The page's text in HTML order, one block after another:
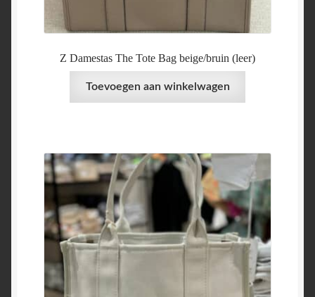
Z Damestas The Tote Bag beige/bruin (leer)
Toevoegen aan winkelwagen